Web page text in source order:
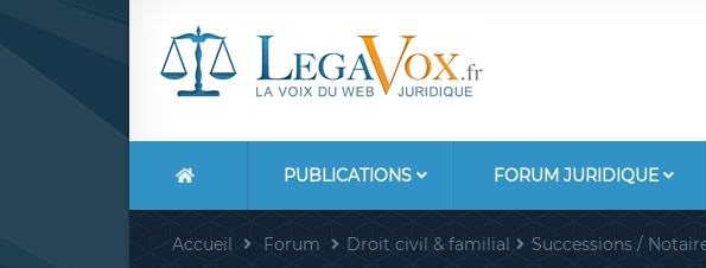
PUBLICATIONS FORUM JURIDIQUE
Accueil Forum Droit civil & familial Successions /